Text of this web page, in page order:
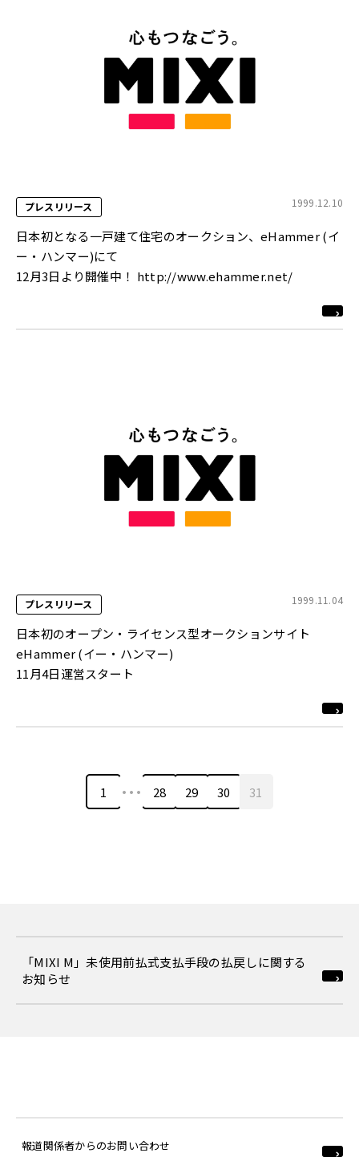
プレスリリース 1999.12.10
日本初となる一戸建て住宅のオークション、eHammer (イ
ー・ハンマー)にて
12月3日より開催中！ http://www.ehammer.net/
プレスリリース 1999.11.04
日本初のオープン・ライセンス型オークションサイト
eHammer (イー・ハンマー)
11月4日運営スタート
1 … 28 29 30 31
「MIXI M」未使用前払式支払手段の払戻しに関する
お知らせ
報道関係者からのお問い合わせ